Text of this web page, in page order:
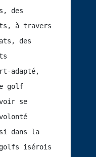
des
à travers
des
adapté,
golf
se
dans la
isérois